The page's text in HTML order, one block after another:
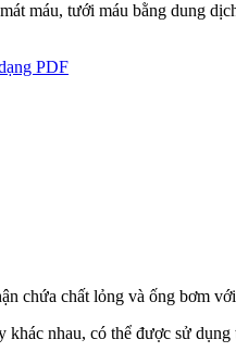
máu, tưới máu bằng dung
PDF
chứa chất lỏng và ống bơm
khác nhau, có thể được sử